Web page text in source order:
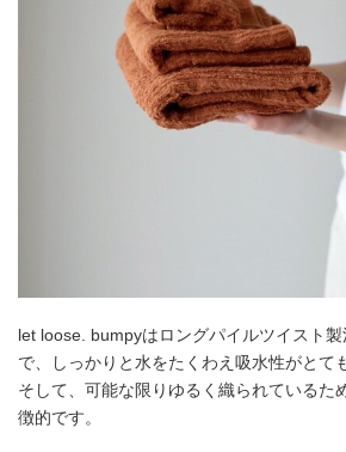
let loose. bumpyはロングパイルツイスト
で、しっかりと水をたくわえ吸水性がとて
そして、可能な限りゆるく織られているた
徴的です。